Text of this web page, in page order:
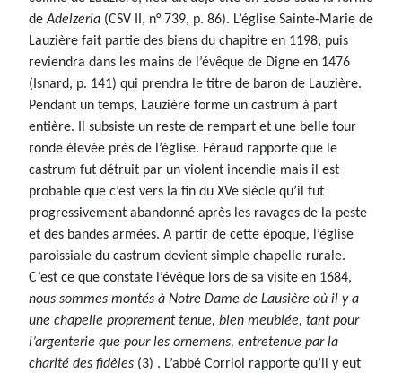
deAdelzeria (CSV II, n° 739, p. 86). L’église Sainte-Marie de
Lauzière fait partie des biens du chapitre en 1198, puis
reviendra dans les mains de l’évêque de Digne en 1476
(Isnard, p. 141) qui prendra le titre de baron de Lauzière.
Pendant un temps, Lauzière forme un castrum à part
entière. Il subsiste un reste de rempart et une belle tour
ronde élevée près de l’église. Féraud rapporte que le
castrum fut détruit par un violent incendie mais il est
probable que c’est vers la fin du XVe siècle qu’il fut
progressivement abandonné après les ravages de la peste
et des bandes armées. A partir de cette époque, l’église
paroissiale du castrum devient simple chapelle rurale.
C’est ce que constate l’évêque lors de sa visite en 1684,
nous sommes montés à Notre Dame de Lausière où il y a
une chapelle proprement tenue, bien meublée, tant pour
l’argenterie que pour les ornemens, entretenue par la
charité des fidèles (3) . L’abbé Corriol rapporte qu’il y eut